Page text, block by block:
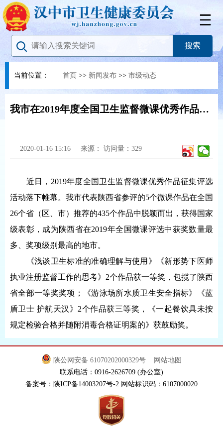
当前位置： 首页 >> 新闻发布 >> 市级动态
我市在2019年度全国卫生监督微课优秀作品评选活动中喜获佳绩
2020-01-16 15:16 来源： 访问量： 329
近日，2019年度全国卫生监督微课优秀作品征集评选
活动落下帷幕。我市代表陕西省参评的5个微课作品在全国
26个省（区、市）推荐的435个作品中脱颖而出，获得国家
级表彰，成为陕西省在2019年全国微课评选中获奖数量最
多、奖项级别最高的地市。
《浅谈卫生标准的准确理解与使用》《新形势下医师
执业注册监督工作的思考》2个作品获一等奖，包揽了陕西
省全部一等奖奖项；《游泳场所水质卫生安全指标》《蓝
盾卫士 护航天汉》2个作品获三等奖，《一起餐饮具未按
规定检验合格并随附消毒合格证明案的》获鼓励奖。
陕公网安备 61070202000329号
网站地图
联系电话：0916-2626709 (办公室)
备案号：陕ICP备14003207号-2 网站标识码：6107000020